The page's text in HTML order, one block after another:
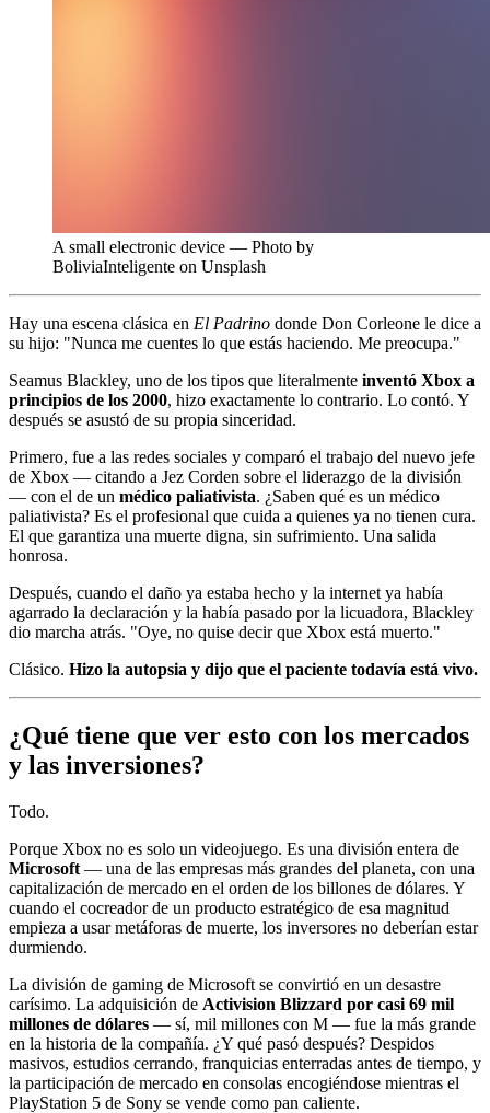
A small electronic device — Photo by
BoliviaInteligente on Unsplash
Hay una escena clásica en El Padrino donde Don Corleone le dice a
su hijo: "Nunca me cuentes lo que estás haciendo. Me preocupa."
Seamus Blackley, uno de los tipos que literalmente inventó Xbox a
principios de los 2000, hizo exactamente lo contrario. Lo contó. Y
después se asustó de su propia sinceridad.
Primero, fue a las redes sociales y comparó el trabajo del nuevo jefe
de Xbox — citando a Jez Corden sobre el liderazgo de la división
— con el de un médico paliativista. ¿Saben qué es un médico
paliativista? Es el profesional que cuida a quienes ya no tienen cura.
El que garantiza una muerte digna, sin sufrimiento. Una salida
honrosa.
Después, cuando el daño ya estaba hecho y la internet ya había
agarrado la declaración y la había pasado por la licuadora, Blackley
dio marcha atrás. "Oye, no quise decir que Xbox está muerto."
Clásico. Hizo la autopsia y dijo que el paciente todavía está vivo.
¿Qué tiene que ver esto con los mercados
y las inversiones?
Todo.
Porque Xbox no es solo un videojuego. Es una división entera de
Microsoft — una de las empresas más grandes del planeta, con una
capitalización de mercado en el orden de los billones de dólares. Y
cuando el cocreador de un producto estratégico de esa magnitud
empieza a usar metáforas de muerte, los inversores no deberían estar
durmiendo.
La división de gaming de Microsoft se convirtió en un desastre
carísimo. La adquisición de Activision Blizzard por casi 69 mil
millones de dólares — sí, mil millones con M — fue la más grande
en la historia de la compañía. ¿Y qué pasó después? Despidos
masivos, estudios cerrando, franquicias enterradas antes de tiempo, y
la participación de mercado en consolas encogiéndose mientras el
PlayStation 5 de Sony se vende como pan caliente.